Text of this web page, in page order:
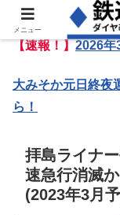
【速報！】2026年
大みそか元日終夜
ら！
拝島ライナ
速急行消滅
(2023年3月
メニュー